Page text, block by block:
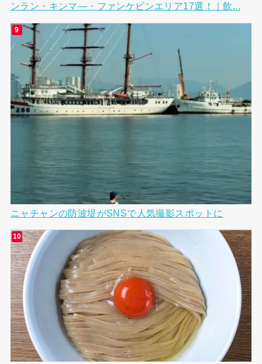
ンラン・キンマ―・ファンケビンエリア17選！｜飲...
ニャチャンの防波堤がSNSで人気撮影スポットに